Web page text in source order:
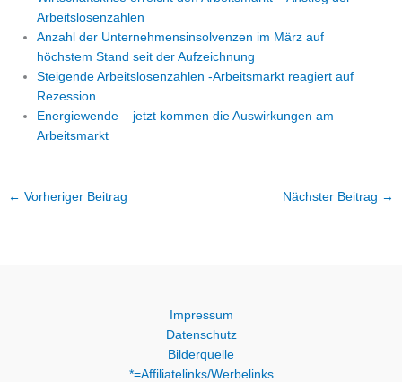
Arbeitslosenzahlen
Anzahl der Unternehmensinsolvenzen im März auf
höchstem Stand seit der Aufzeichnung
Steigende Arbeitslosenzahlen -Arbeitsmarkt reagiert auf
Rezession
Energiewende – jetzt kommen die Auswirkungen am
Arbeitsmarkt
← Vorheriger Beitrag Nächster Beitrag →
Impressum
Datenschutz
Bilderquelle
*=Affiliatelinks/Werbelinks